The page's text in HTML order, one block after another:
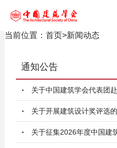
当前位置： 首页>新闻动态
通知公告
关于开展建筑设计奖评选
关于征集2026年度中国建